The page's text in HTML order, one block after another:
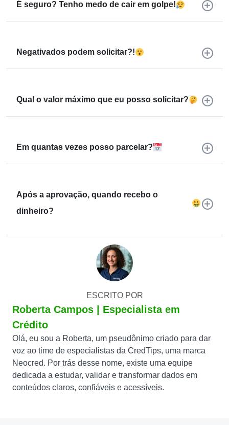
É seguro? Tenho medo de cair em golpe!
Negativados podem solicitar?!
Qual o valor máximo que eu posso solicitar?
Em quantas vezes posso parcelar?
Após a aprovação, quando recebo o
dinheiro?
ESCRITO POR
Roberta Campos | Especialista em
Crédito
Olá, eu sou a Roberta, um pseudônimo criado para dar
voz ao time de especialistas da CredTips, uma marca
Neocred. Por trás desse nome, existe uma equipe
dedicada a estudar, validar e transformar dados em
conteúdos claros, confiáveis e acessíveis.